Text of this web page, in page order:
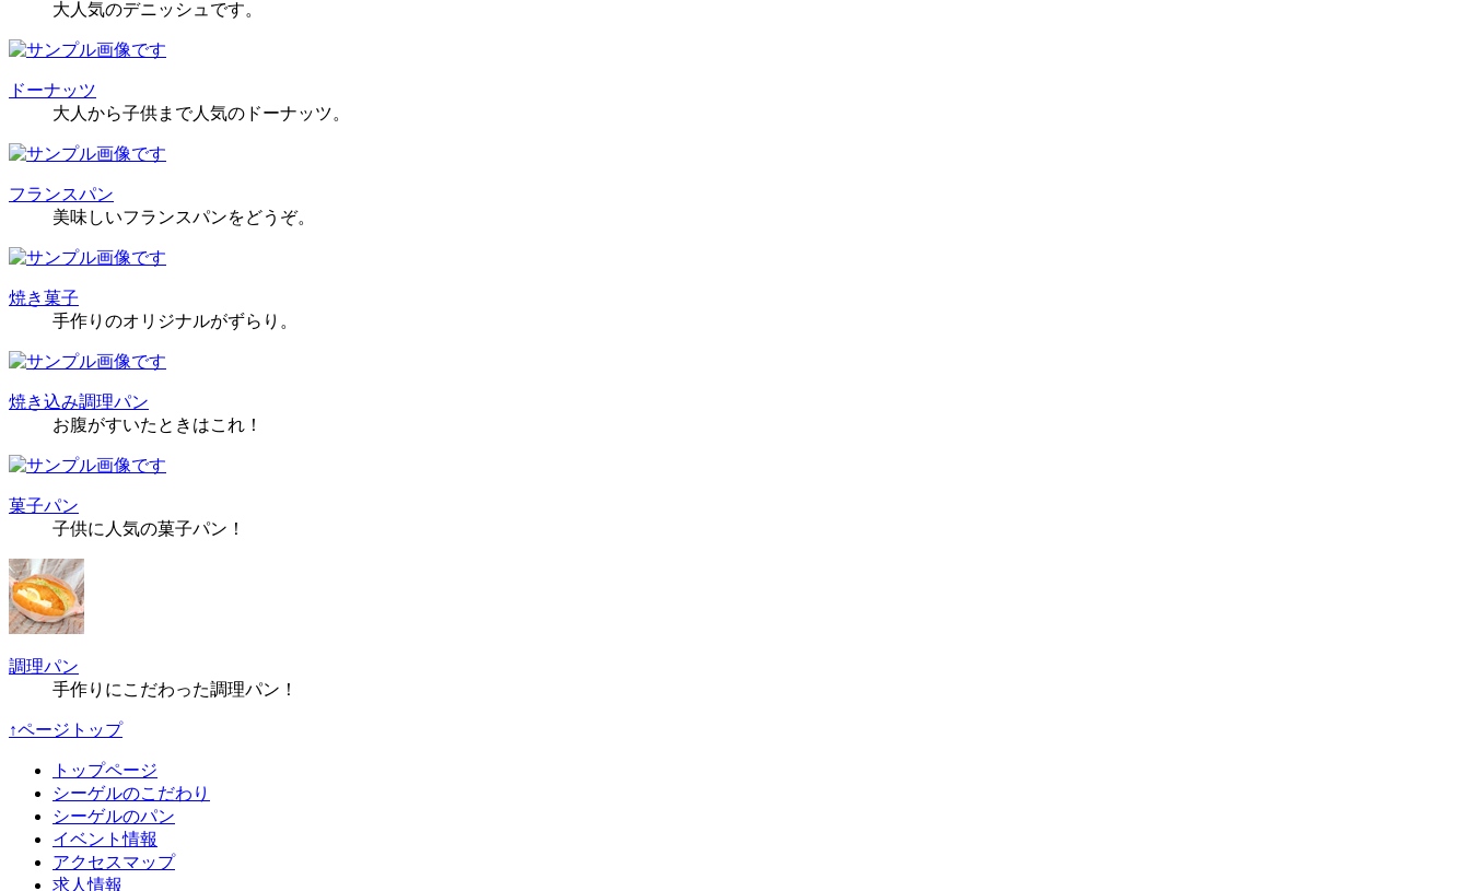
大人気のデニッシュです。
ドーナッツ
大人から子供まで人気のドーナッツ。
フランスパン
美味しいフランスパンをどうぞ。
焼き菓子
手作りのオリジナルがずらり。
焼き込み調理パン
お腹がすいたときはこれ！
菓子パン
子供に人気の菓子パン！
調理パン
手作りにこだわった調理パン！
↑ページトップ
トップページ
シーゲルのこだわり
シーゲルのパン
イベント情報
アクセスマップ
求人情報